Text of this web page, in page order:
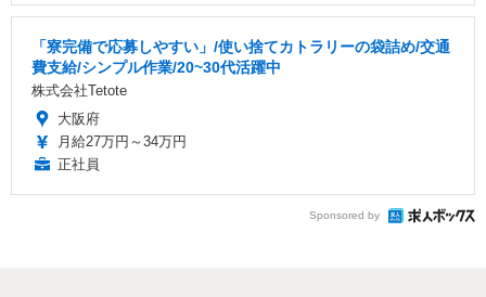
「寮完備で応募しやすい」/使い捨てカトラリーの袋詰め/交通
費支給/シンプル作業/20~30代活躍中
株式会社Tetote
大阪府
月給27万円～34万円
正社員
Sponsored by